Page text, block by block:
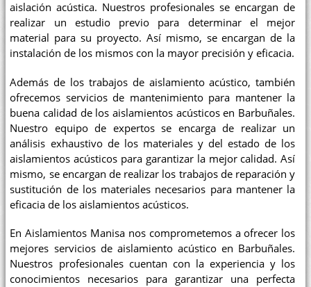
aislación acústica. Nuestros profesionales se encargan de
realizar un estudio previo para determinar el mejor
material para su proyecto. Así mismo, se encargan de la
instalación de los mismos con la mayor precisión y eficacia.
Además de los trabajos de aislamiento acústico, también
ofrecemos servicios de mantenimiento para mantener la
buena calidad de los aislamientos acústicos en Barbuñales.
Nuestro equipo de expertos se encarga de realizar un
análisis exhaustivo de los materiales y del estado de los
aislamientos acústicos para garantizar la mejor calidad. Así
mismo, se encargan de realizar los trabajos de reparación y
sustitución de los materiales necesarios para mantener la
eficacia de los aislamientos acústicos.
En Aislamientos Manisa nos comprometemos a ofrecer los
mejores servicios de aislamiento acústico en Barbuñales.
Nuestros profesionales cuentan con la experiencia y los
conocimientos necesarios para garantizar una perfecta